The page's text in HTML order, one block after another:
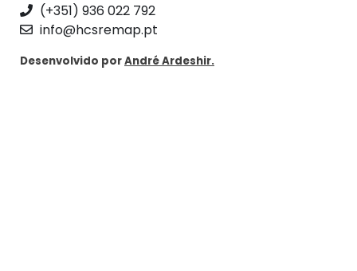
(+351) 936 022 792
info@hcsremap.pt
Desenvolvido porAndré Ardeshir.